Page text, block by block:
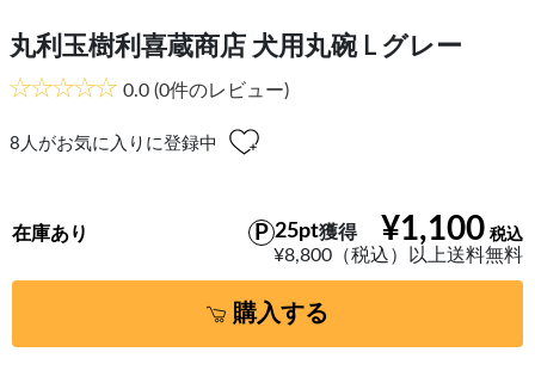
丸利玉樹利喜蔵商店 犬用丸碗 L グレー
0.0 (0件のレビュー)
8 人がお気に入りに登録中
¥1,100
25pt獲得
¥8,800（税込）以上送料無料
在庫あり
購入する